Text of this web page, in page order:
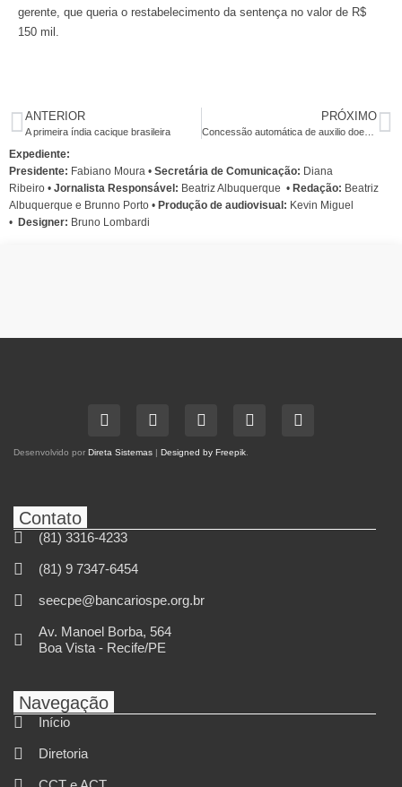
gerente, que queria o restabelecimento da sentença no valor de R$
150 mil.
ANTERIOR
A primeira índia cacique brasileira
PRÓXIMO
Concessão automática de auxilio doença pode subnotificar acidente de trabalho
Expediente:
Presidente: Fabiano Moura • Secretária de Comunicação: Diana
Ribeiro • Jornalista Responsável: Beatriz Albuquerque • Redação: Beatriz
Albuquerque e Brunno Porto • Produção de audiovisual: Kevin Miguel
• Designer: Bruno Lombardi
Desenvolvido por Direta Sistemas | Designed by Freepik
Contato
(81) 3316-4233
(81) 9 7347-6454
seecpe@bancariospe.org.br
Av. Manoel Borba, 564
Boa Vista - Recife/PE
Navegação
Início
Diretoria